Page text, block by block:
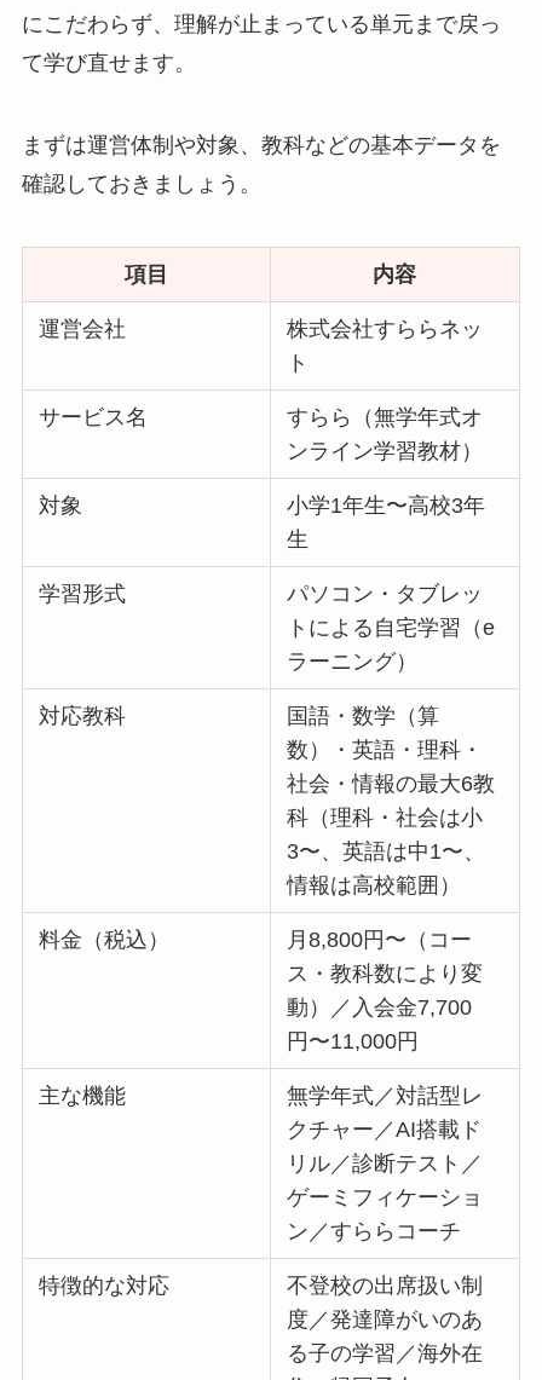
にこだわらず、理解が止まっている単元まで戻っ
て学び直せます。
まずは運営体制や対象、教科などの基本データを
確認しておきましょう。
項目 内容
運営会社
株式会社すららネッ
ト
サービス名
すらら（無学年式オ
ンライン学習教材）
対象
小学1年生〜高校3年
生
学習形式
パソコン・タブレッ
トによる自宅学習（e
ラーニング）
対応教科
国語・数学（算
数）・英語・理科・
社会・情報の最大6教
科（理科・社会は小
3〜、英語は中1〜、
情報は高校範囲）
料金（税込）
月8,800円〜（コー
ス・教科数により変
動）／入会金7,700
円〜11,000円
主な機能
無学年式／対話型レ
クチャー／AI搭載ド
リル／診断テスト／
ゲーミフィケーショ
ン／すららコーチ
特徴的な対応
不登校の出席扱い制
度／発達障がいのあ
る子の学習／海外在